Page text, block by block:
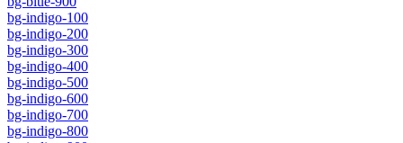
bg-indigo-100
bg-indigo-200
bg-indigo-300
bg-indigo-400
bg-indigo-500
bg-indigo-600
bg-indigo-700
bg-indigo-800